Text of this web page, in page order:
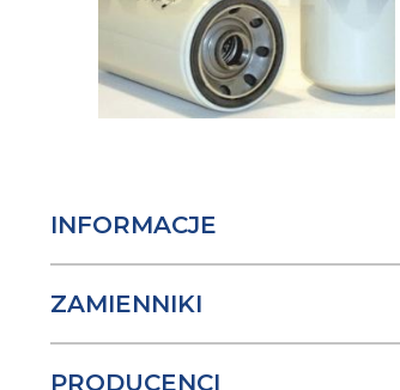
INFORMACJE
ZAMIENNIKI
PRODUCENCI